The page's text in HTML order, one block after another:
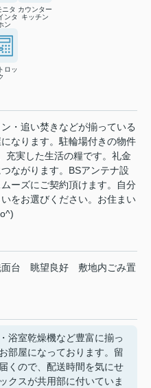
ニタ
ンタ
ン
カウンター
キッチン
ロッ
・追い焚きなどが揃っている
なります。駐輪場付きの物件
充実した生活の糧です。礼金
ながります。BSアンテナ設
ーズにご契約頂けます。自分
をお選びください。お住まい
台 眺望良好
敷地内ごみ置
浴室乾燥機など豊富に揃っ
部屋になっております。留
くので、配送時間を気にせ
クスが共用部に付いていま